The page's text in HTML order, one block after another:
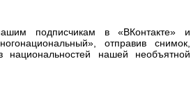
подписчикам в «ВКонтакте» и
отправив снимок,
нашей необъятной